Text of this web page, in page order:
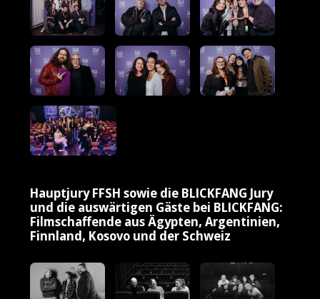
Hauptjury FFSH sowie die BLICKFANG Jury
und die auswärtigen Gäste bei BLICKFANG:
Filmschaffende aus Ägypten, Argentinien,
Finnland, Kosovo und der Schweiz